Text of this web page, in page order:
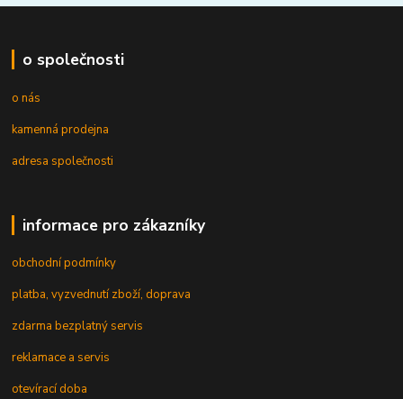
o společnosti
o nás
kamenná prodejna
adresa společnosti
informace pro zákazníky
obchodní podmínky
platba, vyzvednutí zboží, doprava
zdarma bezplatný servis
reklamace a servis
otevírací doba